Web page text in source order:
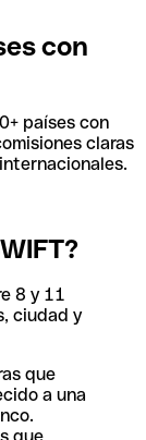
con
países con
claras
8 y 11
ciudad y
que
a una